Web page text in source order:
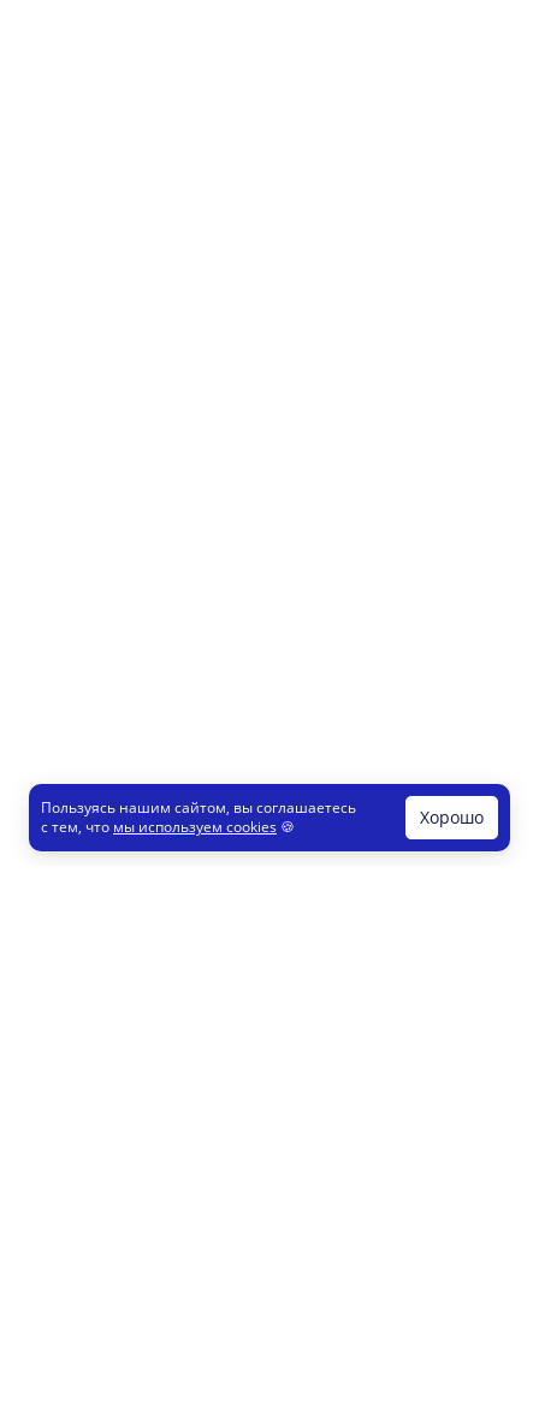
Пользуясь нашим сайтом, вы соглашаетесь
с тем, что мы используем cookies 🍪 Хорошо